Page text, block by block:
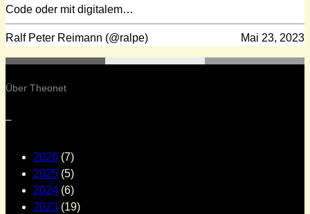
Code oder mit digitalem…
Ralf Peter Reimann (@ralpe) Mai 23, 2023
Über Theonet
–
2026 (7)
2025 (5)
2024 (6)
2023 (19)